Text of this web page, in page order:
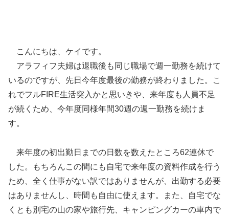
こんにちは、ケイです。
アラフィフ夫婦は退職後も同じ職場で週一勤務を続けて
いるのですが、先日今年度最後の勤務が終わりました。こ
れでフルFIRE生活突入かと思いきや、来年度も人員不足
が続くため、今年度同様年間30週の週一勤務を続けま
す。
来年度の初出勤日までの日数を数えたところ62連休で
した。もちろんこの間にも自宅で来年度の資料作成を行う
ため、全く仕事がない訳ではありませんが、出勤する必要
はありませんし、時間も自由に使えます。また、自宅でな
くとも別宅の山の家や旅行先、キャンピングカーの車内で